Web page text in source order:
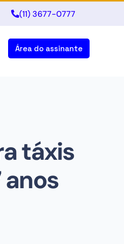
(11) 3677-0777
Área do assinante
táxis